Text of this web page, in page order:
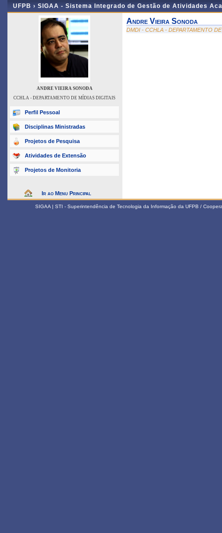
UFPB › SIGAA - Sistema Integrado de Gestão de Atividades
ANDRE VIEIRA SONODA
CCHLA - DEPARTAMENTO DE MÍDIAS DIGITAIS
Perfil Pessoal
Disciplinas Ministradas
Projetos de Pesquisa
Atividades de Extensão
Projetos de Monitoria
Ir ao Menu Principal
Andre Vieira Sonoda
DMDI - CCHLA - DEPARTAMENTO
SIGAA | STI - Superintendência de Tecnologia da Informação da UFPB /